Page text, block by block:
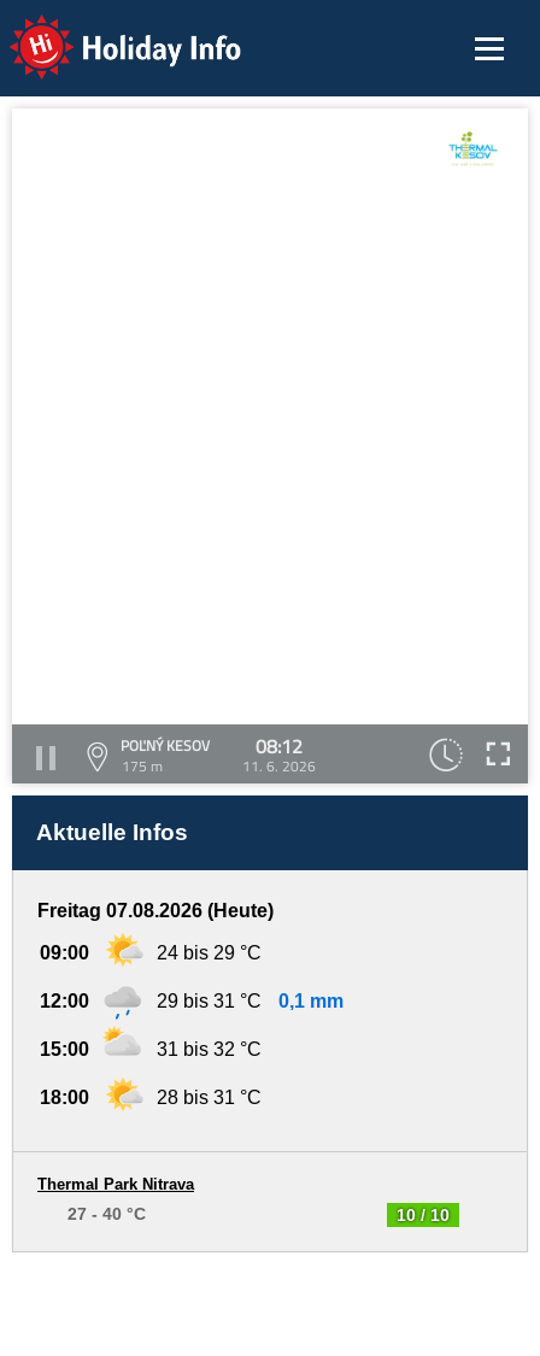
Holiday Info
POĽNÝ KESOV
175 m
08:12
11. 6. 2026
Aktuelle Infos
Freitag 07.08.2026 (Heute)
09:00 24 bis 29 °C
12:00 29 bis 31 °C 0,1 mm
15:00 31 bis 32 °C
18:00 28 bis 31 °C
10 / 10
Thermal Park Nitrava
27 - 40 °C